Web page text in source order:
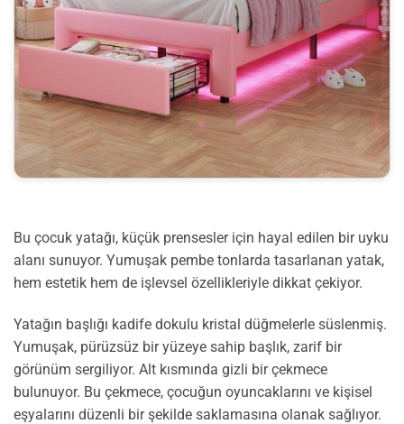
Bu çocuk yatağı, küçük prensesler için hayal edilen bir uyku
alanı sunuyor. Yumuşak pembe tonlarda tasarlanan yatak,
hem estetik hem de işlevsel özellikleriyle dikkat çekiyor.
Yatağın başlığı kadife dokulu kristal düğmelerle süslenmiş.
Yumuşak, pürüzsüz bir yüzeye sahip başlık, zarif bir
görünüm sergiliyor. Alt kısmında gizli bir çekmece
bulunuyor. Bu çekmece, çocuğun oyuncaklarını ve kişisel
eşyalarını düzenli bir şekilde saklamasına olanak sağlıyor.